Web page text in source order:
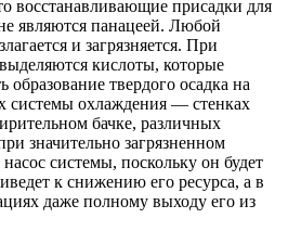
восстанавливающие присадки для
являются панацеей. Любой
и загрязняется. При
кислоты, которые
твердого осадка на
системы охлаждения — стенках
бачке, различных
значительно загрязненном
насос системы, поскольку он будет
к снижению его ресурса, а в
даже полному выходу его из